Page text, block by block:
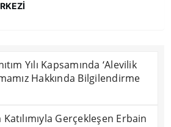
Yılı Kapsamında ‘Alevilik
Hakkında Bilgilendirme
Gerçekleşen Erbain